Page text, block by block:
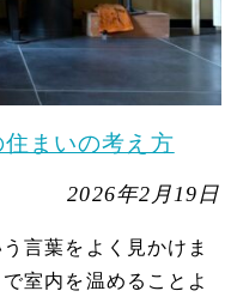
まいの考え方
2026年2月19日
言葉をよく見かけま
室内を温めることよ